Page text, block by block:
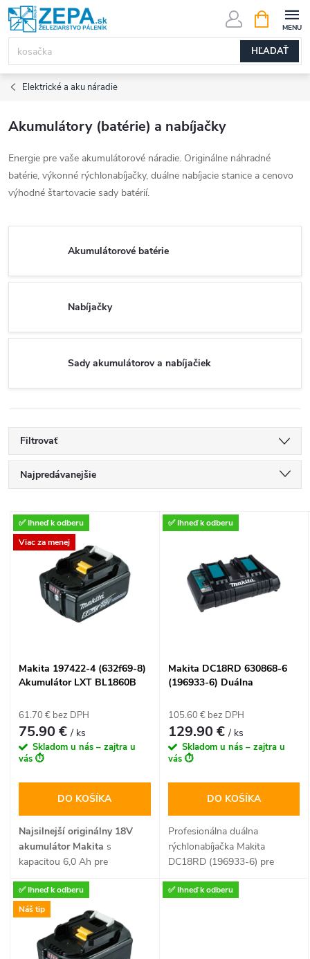
Prejsť
na
obsah
HĽADAŤ
KOŠÍK
Elektrické a aku náradie
Akumulátory (batérie) a nabíjačky
Energie pre vaše akumulátorové náradie. Originálne náhradné
batérie, výkonné rýchlonabíjačky, duálne nabíjacie stanice a cenovo
výhodné štartovacie sady batérií.
Akumulátorové batérie
Nabíjačky
Sady akumulátorov a nabíjačiek
Filtrovať
R
a
d
e
p
o
d
u
k
t
Najpredávanejšie
Najdrahšie
Abecedne
V
ý
s
o
u
k
t
✅ Ihneď k odberu
Viac za menej
Makita 197422-4 (632f69-8)
Akumulátor LXT BL1860B
nabitia
61.70 € bez DPH
75.90 €/ ks
Skladom u nás – zajtra u
vás ⏱️
DO KOŠÍKA
Najsilnejší originálny 18V
akumulátor Makita s
kapacitou 6,0 Ah pre
profesionálneho náradia bez
nárastu hmotnosti.
Vybavený LED indikátorom
stavu nabitia a inteligentnou
✅ Ihneď k odberu
Makita DC18RD 630868-6
(196933-6) Duálna
18V (2 porty)
105.60 € bez DPH
129.90 €/ ks
Skladom u nás – zajtra u
vás ⏱️
DO KOŠÍKA
Profesionálna duálna
rýchlonabíjačka Makita
DC18RD (196933-6) pre
14,4V alebo 18V LXT
✅ Ihneď k odberu
Náš tip
✅ Ihneď k odberu